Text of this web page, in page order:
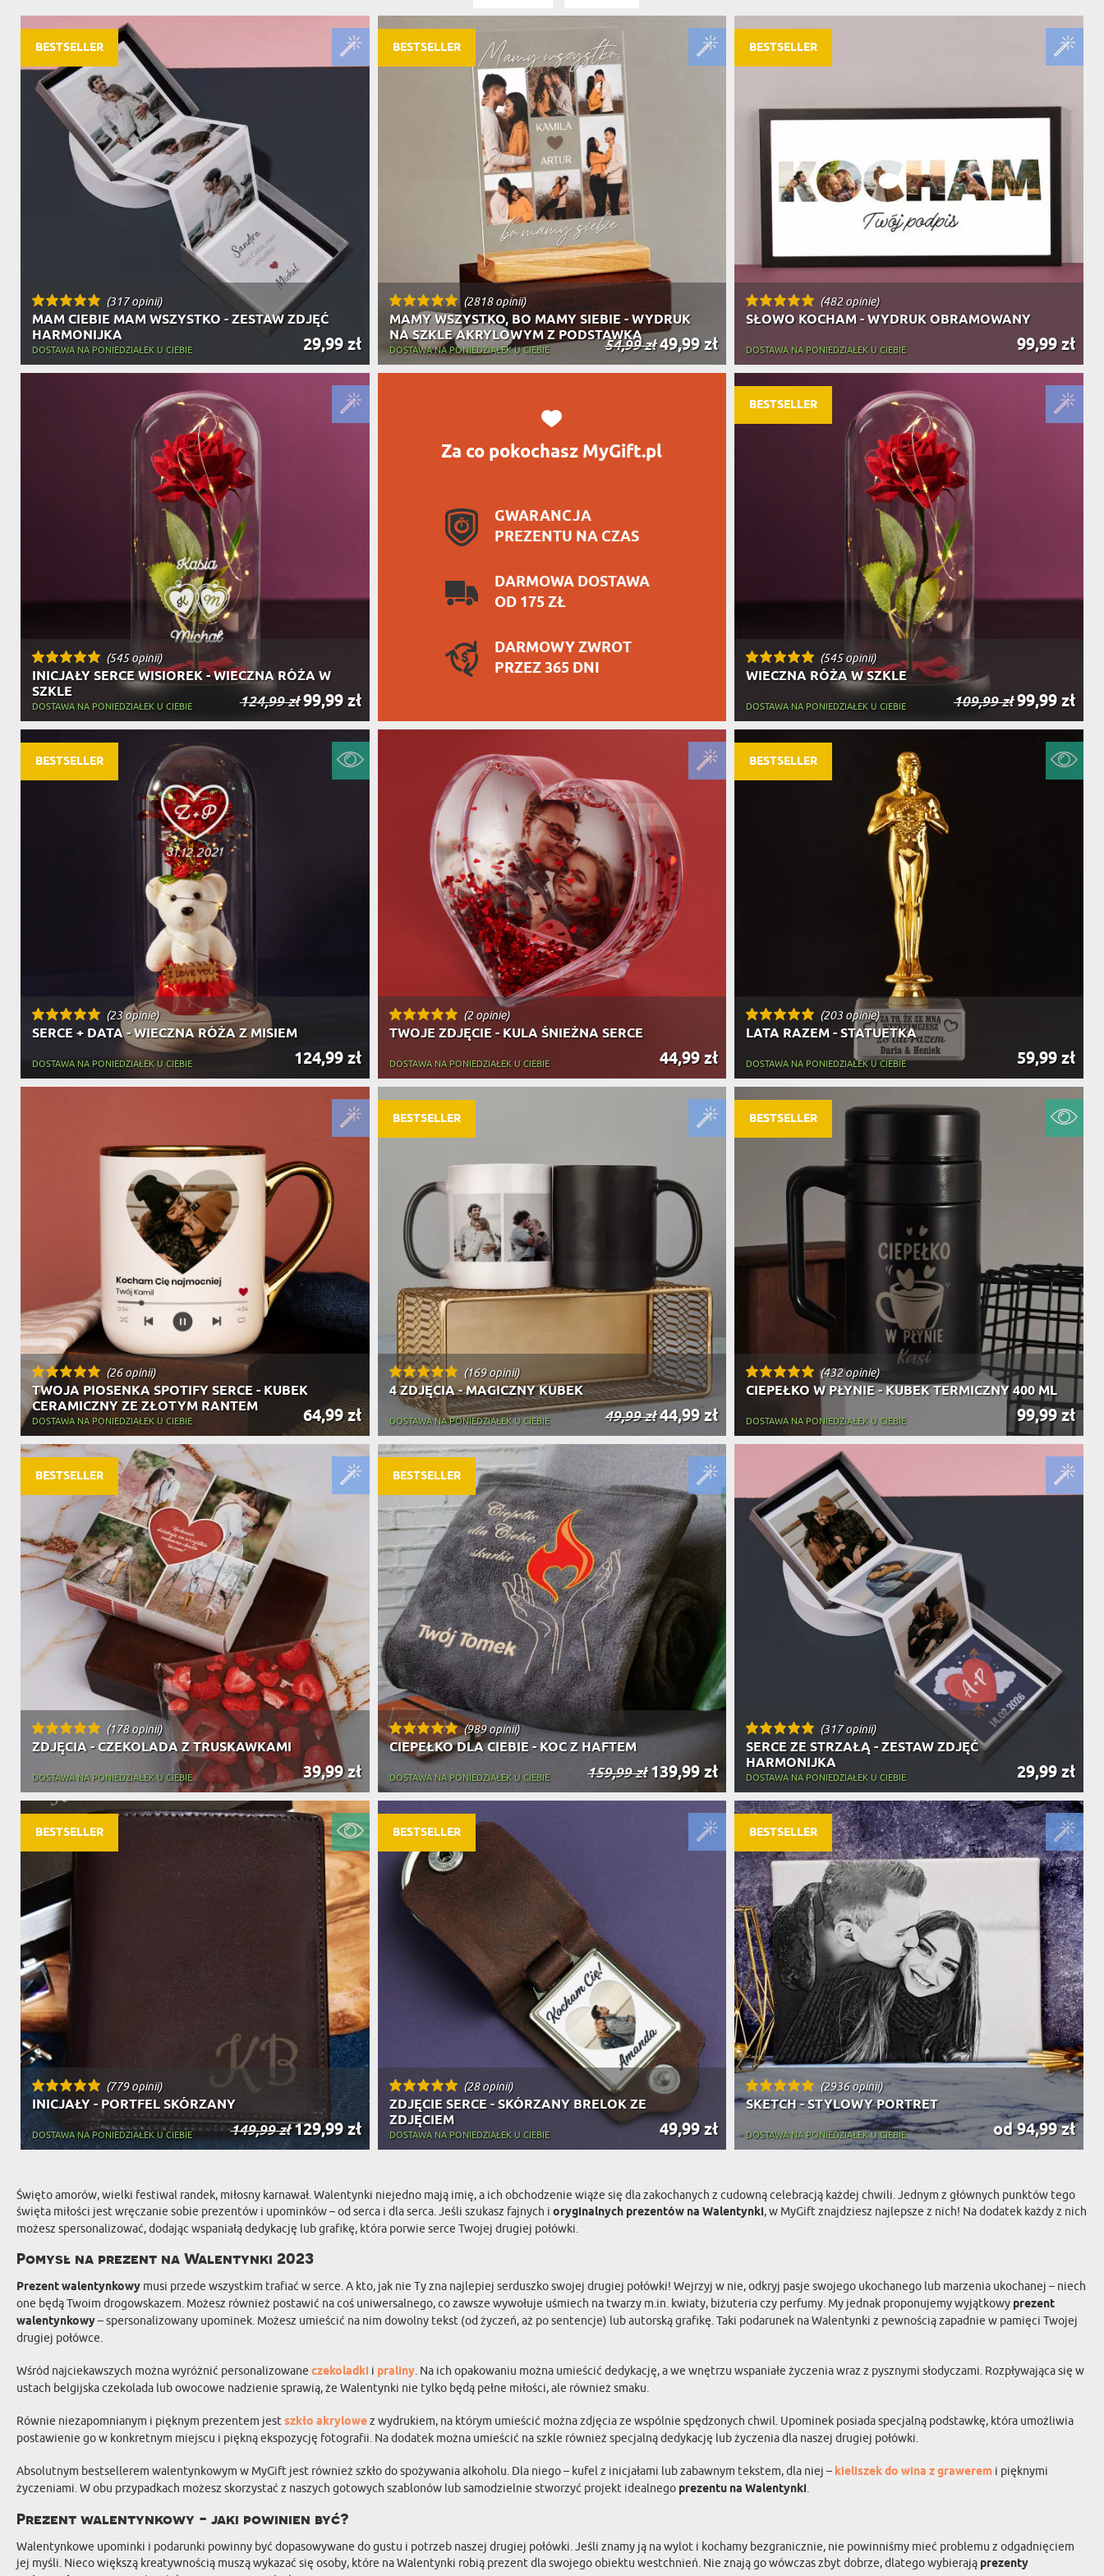
PREZENT DLA
ROWERZYSTY
SENIORA
SPORTOWCA
STRAŻAKA
ŻARTOWNISIA
PRODUKTY SPOŻYWCZE
CHARAKTER PREZENTU
(317 opinii)
MAM CIEBIE MAM WSZYSTKO - ZESTAW ZDJĘĆ
HARMONIJKA
29,99 zł
DOSTAWA NA PONIEDZIAŁEK U CIEBIE
BESTSELLER
(2818 opinii)
MAMY WSZYSTKO, BO MAMY SIEBIE - WYDRUK
NA SZKLE AKRYLOWYM Z PODSTAWKĄ
54,99 zł49,99 zł
DOSTAWA NA PONIEDZIAŁEK U CIEBIE
BESTSELLER
Za co pokochasz MyGift.pl
GWARANCJA
PREZENTU NA CZAS
DARMOWA DOSTAWA
OD 175 ZŁ
DARMOWY ZWROT
PRZEZ 365 DNI
(482 opinie)
SŁOWO KOCHAM - WYDRUK OBRAMOWANY
99,99 zł
DOSTAWA NA PONIEDZIAŁEK U CIEBIE
BESTSELLER
(545 opinii)
INICJAŁY SERCE WISIOREK - WIECZNA RÓŻA W
SZKLE
124,99 zł99,99 zł
DOSTAWA NA PONIEDZIAŁEK U CIEBIE
(545 opinii)
WIECZNA RÓŻA W SZKLE
109,99 zł99,99 zł
DOSTAWA NA PONIEDZIAŁEK U CIEBIE
BESTSELLER
(23 opinie)
SERCE + DATA - WIECZNA RÓŻA Z MISIEM
124,99 zł
DOSTAWA NA PONIEDZIAŁEK U CIEBIE
BESTSELLER
(2 opinie)
TWOJE ZDJĘCIE - KULA ŚNIEŻNA SERCE
44,99 zł
DOSTAWA NA PONIEDZIAŁEK U CIEBIE
(169 opinii)
4 ZDJĘCIA - MAGICZNY KUBEK
49,99 zł44,99 zł
DOSTAWA NA PONIEDZIAŁEK U CIEBIE
BESTSELLER
(203 opinie)
LATA RAZEM - STATUETKA
59,99 zł
DOSTAWA NA PONIEDZIAŁEK U CIEBIE
BESTSELLER
(26 opinii)
TWOJA PIOSENKA SPOTIFY SERCE - KUBEK
CERAMICZNY ZE ZŁOTYM RANTEM
64,99 zł
DOSTAWA NA PONIEDZIAŁEK U CIEBIE
(432 opinie)
CIEPEŁKO W PŁYNIE - KUBEK TERMICZNY 400 ML
99,99 zł
DOSTAWA NA PONIEDZIAŁEK U CIEBIE
BESTSELLER
(178 opinii)
ZDJĘCIA - CZEKOLADA Z TRUSKAWKAMI
39,99 zł
DOSTAWA NA PONIEDZIAŁEK U CIEBIE
BESTSELLER
(989 opinii)
CIEPEŁKO DLA CIEBIE - KOC Z HAFTEM
159,99 zł139,99 zł
DOSTAWA NA PONIEDZIAŁEK U CIEBIE
BESTSELLER
(28 opinii)
ZDJĘCIE SERCE - SKÓRZANY BRELOK ZE
ZDJĘCIEM
49,99 zł
DOSTAWA NA PONIEDZIAŁEK U CIEBIE
BESTSELLER
(317 opinii)
SERCE ZE STRZAŁĄ - ZESTAW ZDJĘĆ
HARMONIJKA
29,99 zł
DOSTAWA NA PONIEDZIAŁEK U CIEBIE
(779 opinii)
INICJAŁY - PORTFEL SKÓRZANY
149,99 zł129,99 zł
DOSTAWA NA PONIEDZIAŁEK U CIEBIE
BESTSELLER
(2936 opinii)
SKETCH - STYLOWY PORTRET
od 94,99 zł
DOSTAWA NA PONIEDZIAŁEK U CIEBIE
BESTSELLER
Święto amorów, wielki festiwal randek, miłosny karnawał. Walentynki niejedno mają imię, a ich obchodzenie wiąże się dla zakochanych z cudowną celebracją każdej chwili. Jednym z głównych punktów tego
święta miłości jest wręczanie sobie prezentów i upominków – od serca i dla serca. Jeśli szukasz fajnych i oryginalnych prezentów na Walentynki, w MyGift znajdziesz najlepsze z nich! Na dodatek każdy z nich
możesz spersonalizować, dodając wspaniałą dedykację lub grafikę, która porwie serce Twojej drugiej połówki.
Pomysł na prezent na Walentynki 2023
Prezent walentynkowy musi przede wszystkim trafiać w serce. A kto, jak nie Ty zna najlepiej serduszko swojej drugiej połówki! Wejrzyj w nie, odkryj pasje swojego ukochanego lub marzenia ukochanej – niech
one będą Twoim drogowskazem. Możesz również postawić na coś uniwersalnego, co zawsze wywołuje uśmiech na twarzy m.in. kwiaty, biżuteria czy perfumy. My jednak proponujemy wyjątkowy prezent
walentynkowy– spersonalizowany upominek. Możesz umieścić na nim dowolny tekst (od życzeń, aż po sentencje) lub autorską grafikę. Taki podarunek na Walentynki z pewnością zapadnie w pamięci Twojej
drugiej połówce.
Wśród najciekawszych można wyróżnić personalizowane czekoladki i praliny. Na ich opakowaniu można umieścić dedykację, a we wnętrzu wspaniałe życzenia wraz z pysznymi słodyczami. Rozpływająca się w
ustach belgijska czekolada lub owocowe nadzienie sprawią, że Walentynki nie tylko będą pełne miłości, ale również smaku.
Równie niezapomnianym i pięknym prezentem jestszkło akrylowez wydrukiem, na którym umieścić można zdjęcia ze wspólnie spędzonych chwil. Upominek posiada specjalną podstawkę, która umożliwia
postawienie go w konkretnym miejscu i piękną ekspozycję fotografii. Na dodatek można umieścić na szkle również specjalną dedykację lub życzenia dla naszej drugiej połówki.
Absolutnym bestsellerem walentynkowym w MyGift jest również szkło do spożywania alkoholu. Dla niego – kufel z inicjałami lub zabawnym tekstem, dla niej – kieliszek do wina z grawerem i pięknymi
życzeniami. W obu przypadkach możesz skorzystać z naszych gotowych szablonów lub samodzielnie stworzyć projekt idealnego prezentu na Walentynki.
Prezent walentynkowy - jaki powinien być?
Walentynkowe upominki i podarunki powinny być dopasowywane do gustu i potrzeb naszej drugiej połówki. Jeśli znamy ją na wylot i kochamy bezgranicznie, nie powinniśmy mieć problemu z odgadnięciem
jej myśli. Nieco większą kreatywnością muszą wykazać się osoby, które na Walentynki robią prezent dla swojego obiektu westchnień. Nie znają go wówczas zbyt dobrze, dlatego wybierają prezenty